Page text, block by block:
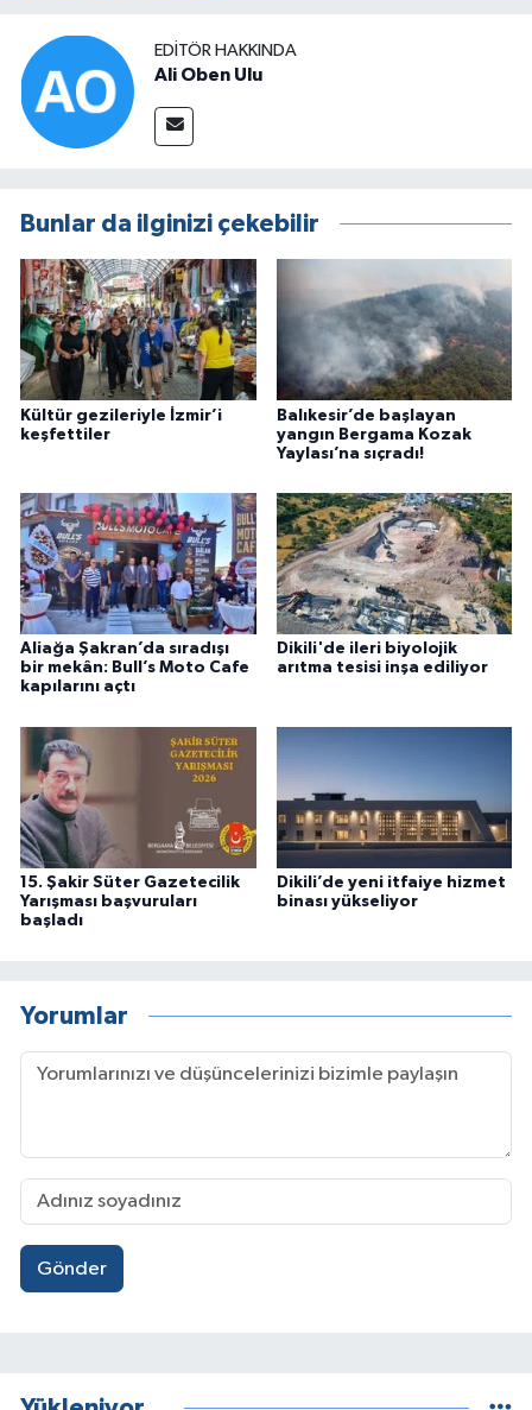
EDITÖR HAKKINDA
Ali Oben Ulu
Bunlar da ilginizi çekebilir
Kültür gezileriyle İzmir’i
keşfettiler
Balıkesir’de başlayan
yangın Bergama Kozak
Yaylası’na sıçradı!
Aliağa Şakran’da sıradışı
bir mekân: Bull’s Moto Cafe
kapılarını açtı
Dikili'de ileri biyolojik
arıtma tesisi inşa ediliyor
15. Şakir Süter Gazetecilik
Yarışması başvuruları
başladı
Dikili’de yeni itfaiye hizmet
binası yükseliyor
Yorumlar
Gönder